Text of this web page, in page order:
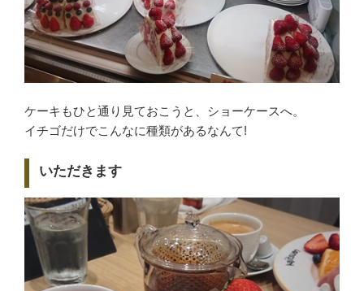
ケーキもひと通り見ておこうと、ショーケースへ。
イチゴだけでこんなに種類があるなんて!
いただきます